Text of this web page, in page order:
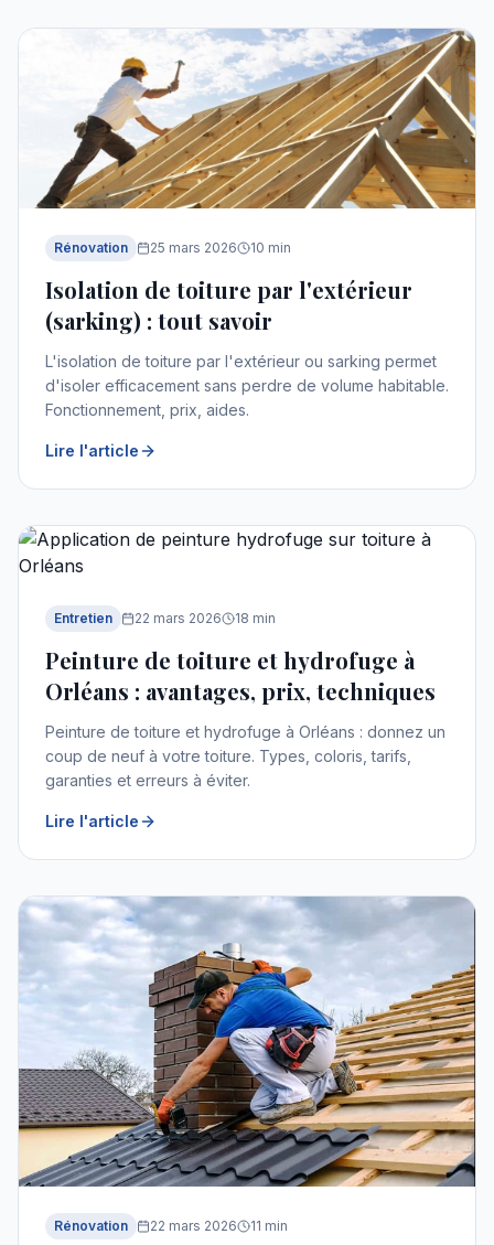
Rénovation 25 mars 2026 10 min
Isolation de toiture par l'extérieur
(sarking) : tout savoir
L'isolation de toiture par l'extérieur ou sarking permet
d'isoler efficacement sans perdre de volume habitable.
Fonctionnement, prix, aides.
Lire l'article
Entretien 22 mars 2026 18 min
Peinture de toiture et hydrofuge à
Orléans : avantages, prix, techniques
Peinture de toiture et hydrofuge à Orléans : donnez un
coup de neuf à votre toiture. Types, coloris, tarifs,
garanties et erreurs à éviter.
Lire l'article
Rénovation 22 mars 2026 11 min